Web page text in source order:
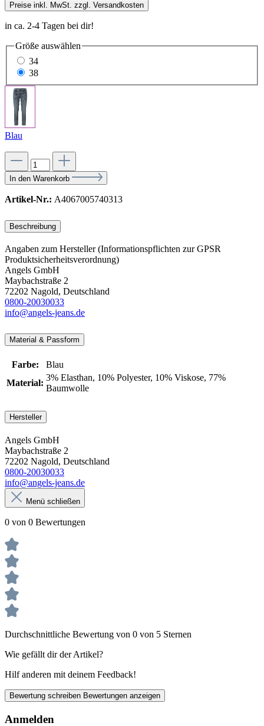
Preise inkl. MwSt. zzgl. Versandkosten
in ca. 2-4 Tagen bei dir!
Größe auswählen
34
38
Blau
In den Warenkorb
Artikel-Nr.: A4067005740313
Beschreibung
Angaben zum Hersteller (Informationspflichten zur GPSR
Produktsicherheitsverordnung)
Angels GmbH
Maybachstraße 2
72202 Nagold, Deutschland
0800-20030033
info@angels-jeans.de
Material & Passform
Farbe:
Blau
Material:
3% Elasthan, 10% Polyester, 10% Viskose, 77%
Baumwolle
Hersteller
Angels GmbH
Maybachstraße 2
72202 Nagold, Deutschland
0800-20030033
info@angels-jeans.de
Menü schließen
0 von 0 Bewertungen
Durchschnittliche Bewertung von 0 von 5 Sternen
Wie gefällt dir der Artikel?
Hilf anderen mit deinem Feedback!
Bewertung schreiben Bewertungen anzeigen
Anmelden